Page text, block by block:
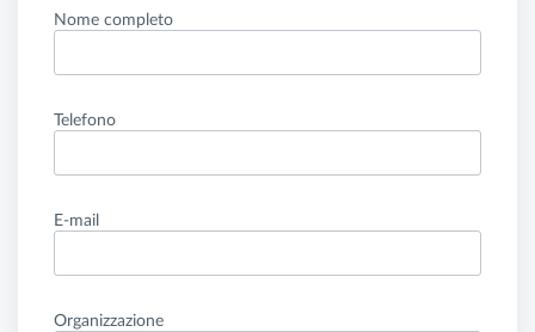
Nome completo
Telefono
E-mail
Organizzazione